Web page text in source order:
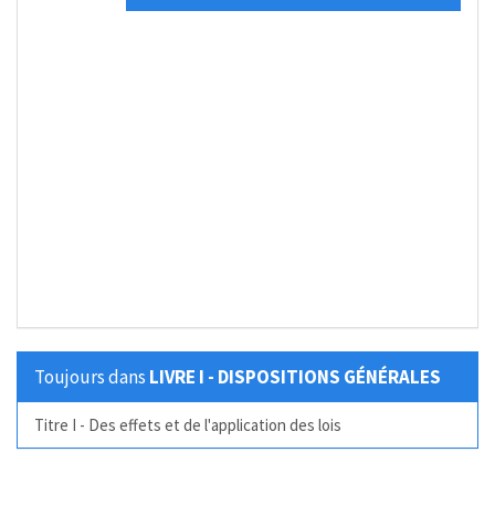
Toujours dans LIVRE I - DISPOSITIONS GÉNÉRALES
Titre I - Des effets et de l'application des lois